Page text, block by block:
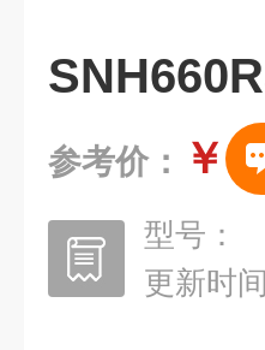
参考价： ￥
型号：
更新时间